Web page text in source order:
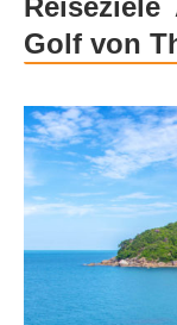
Golf von